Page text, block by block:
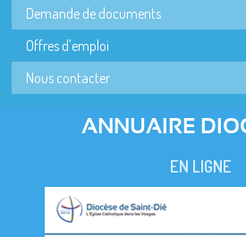
Demande de documents
Offres d'emploi
Nous contacter
ANNUAIRE
EN LIGNE